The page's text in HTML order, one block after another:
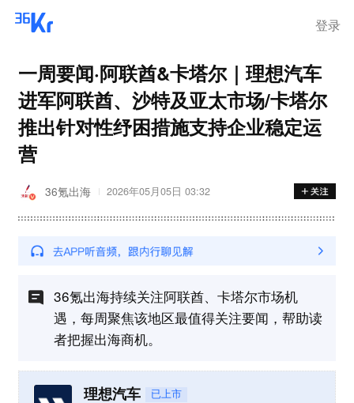
登录
一周要闻·阿联酋&卡塔尔｜理想汽车
进军阿联酋、沙特及亚太市场/卡塔尔
推出针对性纾困措施支持企业稳定运
营
36氪出海 2026年05月05日 03:32
36氪出海持续关注阿联酋、卡塔尔市场机
遇，每周聚焦该地区最值得关注要闻，帮助读
者把握出海商机。
理想汽车 已上市